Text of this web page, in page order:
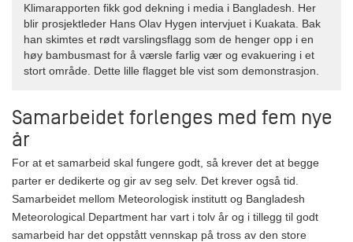
Klimarapporten fikk god dekning i media i Bangladesh. Her
blir prosjektleder Hans Olav Hygen intervjuet i Kuakata. Bak
han skimtes et rødt varslingsflagg som de henger opp i en
høy bambusmast for å værsle farlig vær og evakuering i et
stort område. Dette lille flagget ble vist som demonstrasjon.
Samarbeidet forlenges med fem nye
år
For at et samarbeid skal fungere godt, så krever det at begge
parter er dedikerte og gir av seg selv. Det krever også tid.
Samarbeidet mellom Meteorologisk institutt og Bangladesh
Meteorological Department har vart i tolv år og i tillegg til godt
samarbeid har det oppstått vennskap på tross av den store